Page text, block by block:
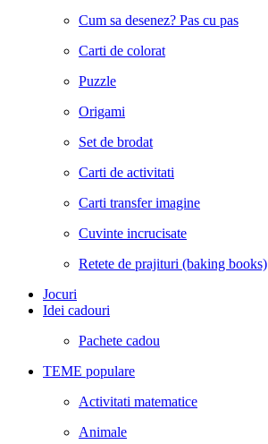
Cum sa desenez? Pas cu pas
Carti de colorat
Puzzle
Origami
Set de brodat
Carti de activitati
Carti transfer imagine
Cuvinte incrucisate
Retete de prajituri (baking books)
Jocuri
Idei cadouri
Pachete cadou
TEME populare
Activitati matematice
Animale